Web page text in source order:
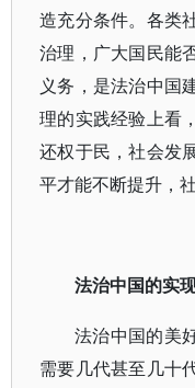
造充分条件。各类
治理，广大国民能
义务，是法治中国
理的实践经验上看
还权于民，社会发
平才能不断提升，
法治中国的实
法治中国的美
需要几代甚至几十